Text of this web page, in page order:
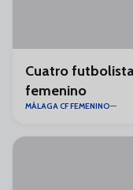
Cuatro
femenino
MÁLAGA CF FEMENINO